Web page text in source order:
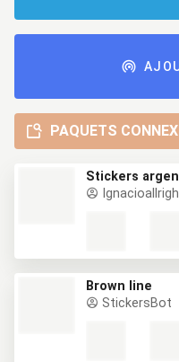
PAQUETS
Stickers
Brown line
StickersBot